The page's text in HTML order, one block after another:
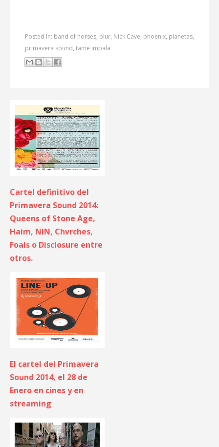
Posted In: band of horses, blur, Nick Cave, phoenix, planetas,
primavera sound, tame impala
Cartel definitivo del
Primavera Sound 2014:
Queens of Stone Age,
Haim, NIN, Chvrches,
Foals o Disclosure entre
otros.
El cartel del Primavera
Sound 2014, el 28 de
Enero en cines y en
streaming